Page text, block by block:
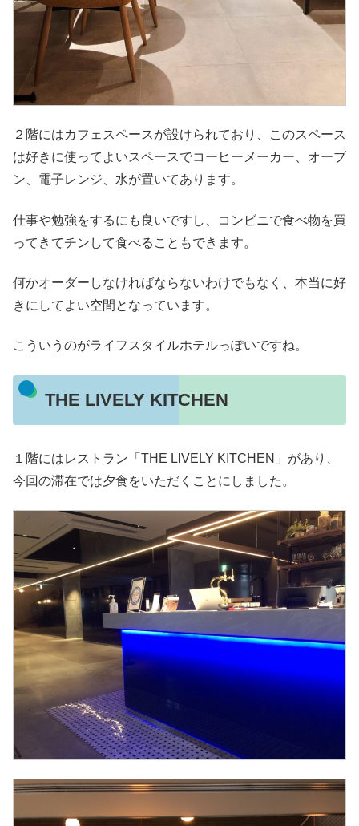
２階にはカフェスペースが設けられており、このスペース
は好きに使ってよいスペースでコーヒーメーカー、オーブ
ン、電子レンジ、水が置いてあります。
仕事や勉強をするにも良いですし、コンビニで食べ物を買
ってきてチンして食べることもできます。
何かオーダーしなければならないわけでもなく、本当に好
きにしてよい空間となっています。
こういうのがライフスタイルホテルっぽいですね。
THE LIVELY KITCHEN
１階にはレストラン「THE LIVELY KITCHEN」があり、
今回の滞在では夕食をいただくことにしました。